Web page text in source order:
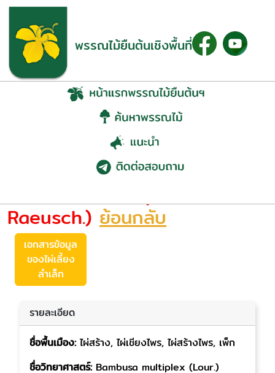
พรรณไม้ยืนต้นเชิงพื้นที่
ไผ่เลี้ยง ลำเล็ก
Raeusch.) ย้อนกลับ
เอกสารข้อมูล
ของไผ่เลี้ยง
ลำเล็ก
รายละเอียด
ชื่อพื้นเมือง: ไผ่สร้าง, ไผ่เชียงไพร, ไผ่สร้างไพร, เพ็ก
ชื่อวิทยาศาสตร์: Bambusa multiplex (Lour.)